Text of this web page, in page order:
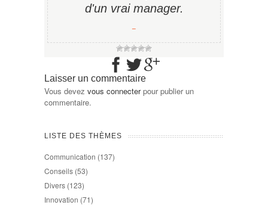
d'un vrai manager.
−
Laisser un commentaire
Vous devez vous connecterpour publier un
commentaire.
LISTE DES THÈMES
Communication (137)
Conseils (53)
Divers (123)
Innovation (71)